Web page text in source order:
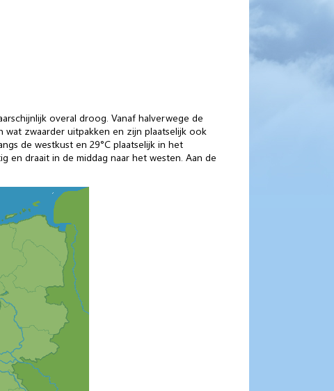
overal droog. Vanaf halverwege de
zwaarder uitpakken en zijn plaatselijk ook
de westkust en 29°C plaatselijk in het
draait in de middag naar het westen. Aan de